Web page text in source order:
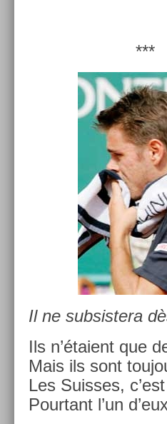
***
Il ne sub­sis­tera
Ils n’étaient que
Mais ils sont
Les Suis­ses,
Pour­tant l’un